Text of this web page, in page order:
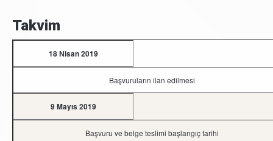
Takvim
18 Nisan 2019
Başvuruların ilan edilmesi
9 Mayıs 2019
Başvuru ve belge teslimi başlangıç tarihi